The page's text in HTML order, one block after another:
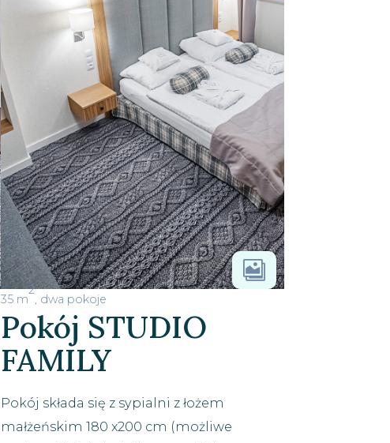

35 m
2
, dwa pokoje
Pokój STUDIO
FAMILY
Pokój składa się z sypialni z łożem
małżeńskim 180 x200 cm (możliwe